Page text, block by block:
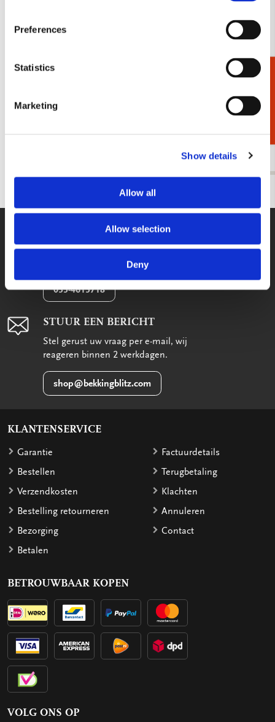
Preferences
Statistics
Marketing
Show details
Allow all
Allow selection
Deny
WE HELPEN U GRAAG!
Wij staan voor u klaar van maandag
t/m vrijdag tussen 09:00 en 17:00
033-4613718
STUUR EEN BERICHT
Stel gerust uw vraag per e-mail, wij
reageren binnen 2 werkdagen.
shop@bekkingblitz.com
KLANTENSERVICE
Garantie
Bestellen
Verzendkosten
Bestelling retourneren
Bezorging
Betalen
Factuurdetails
Terugbetaling
Klachten
Annuleren
Contact
BETROUWBAAR KOPEN
VOLG ONS OP
Cadeaukiezer